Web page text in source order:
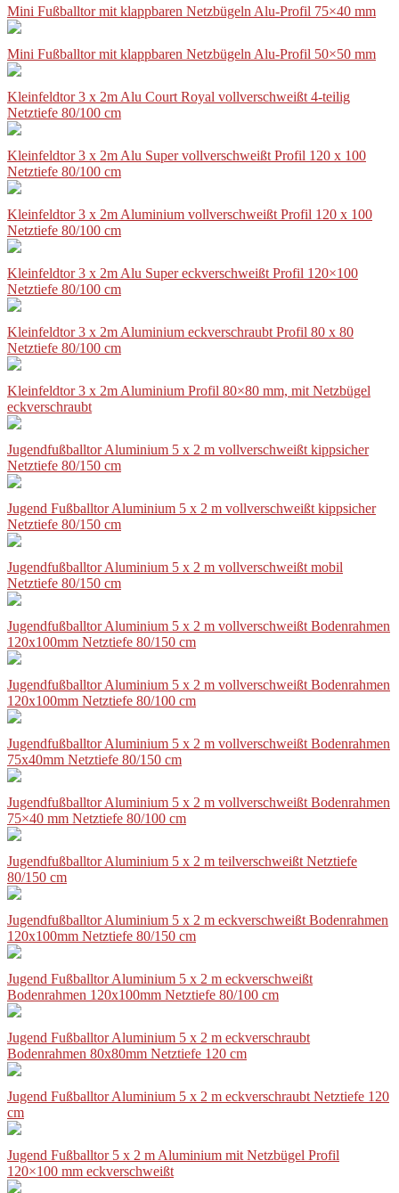
Mini Fußballtor mit klappbaren Netzbügeln Alu-Profil 75×40 mm
Mini Fußballtor mit klappbaren Netzbügeln Alu-Profil 50×50 mm
Kleinfeldtor 3 x 2m Alu Court Royal vollverschweißt 4-teilig
Netztiefe 80/100 cm
Kleinfeldtor 3 x 2m Alu Super vollverschweißt Profil 120 x 100
Netztiefe 80/100 cm
Kleinfeldtor 3 x 2m Aluminium vollverschweißt Profil 120 x 100
Netztiefe 80/100 cm
Kleinfeldtor 3 x 2m Alu Super eckverschweißt Profil 120×100
Netztiefe 80/100 cm
Kleinfeldtor 3 x 2m Aluminium eckverschraubt Profil 80 x 80
Netztiefe 80/100 cm
Kleinfeldtor 3 x 2m Aluminium Profil 80×80 mm, mit Netzbügel
eckverschraubt
Jugendfußballtor Aluminium 5 x 2 m vollverschweißt kippsicher
Netztiefe 80/150 cm
Jugend Fußballtor Aluminium 5 x 2 m vollverschweißt kippsicher
Netztiefe 80/150 cm
Jugendfußballtor Aluminium 5 x 2 m vollverschweißt mobil
Netztiefe 80/150 cm
Jugendfußballtor Aluminium 5 x 2 m vollverschweißt Bodenrahmen
120x100mm Netztiefe 80/150 cm
Jugendfußballtor Aluminium 5 x 2 m vollverschweißt Bodenrahmen
120x100mm Netztiefe 80/100 cm
Jugendfußballtor Aluminium 5 x 2 m vollverschweißt Bodenrahmen
75x40mm Netztiefe 80/150 cm
Jugendfußballtor Aluminium 5 x 2 m vollverschweißt Bodenrahmen
75×40 mm Netztiefe 80/100 cm
Jugendfußballtor Aluminium 5 x 2 m teilverschweißt Netztiefe
80/150 cm
Jugendfußballtor Aluminium 5 x 2 m eckverschweißt Bodenrahmen
120x100mm Netztiefe 80/150 cm
Jugend Fußballtor Aluminium 5 x 2 m eckverschweißt
Bodenrahmen 120x100mm Netztiefe 80/100 cm
Jugend Fußballtor Aluminium 5 x 2 m eckverschraubt
Bodenrahmen 80x80mm Netztiefe 120 cm
Jugend Fußballtor Aluminium 5 x 2 m eckverschraubt Netztiefe 120
cm
Jugend Fußballtor 5 x 2 m Aluminium mit Netzbügel Profil
120×100 mm eckverschweißt